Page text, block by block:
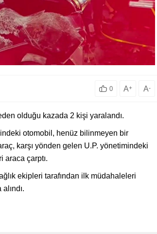
0 A+ A-
olduğu kazada 2 kişi yaralandı.
otomobil, henüz bilinmeyen bir
karşı yönden gelen U.P. yönetimindeki
çarptı.
ekipleri tarafından ilk müdahaleleri